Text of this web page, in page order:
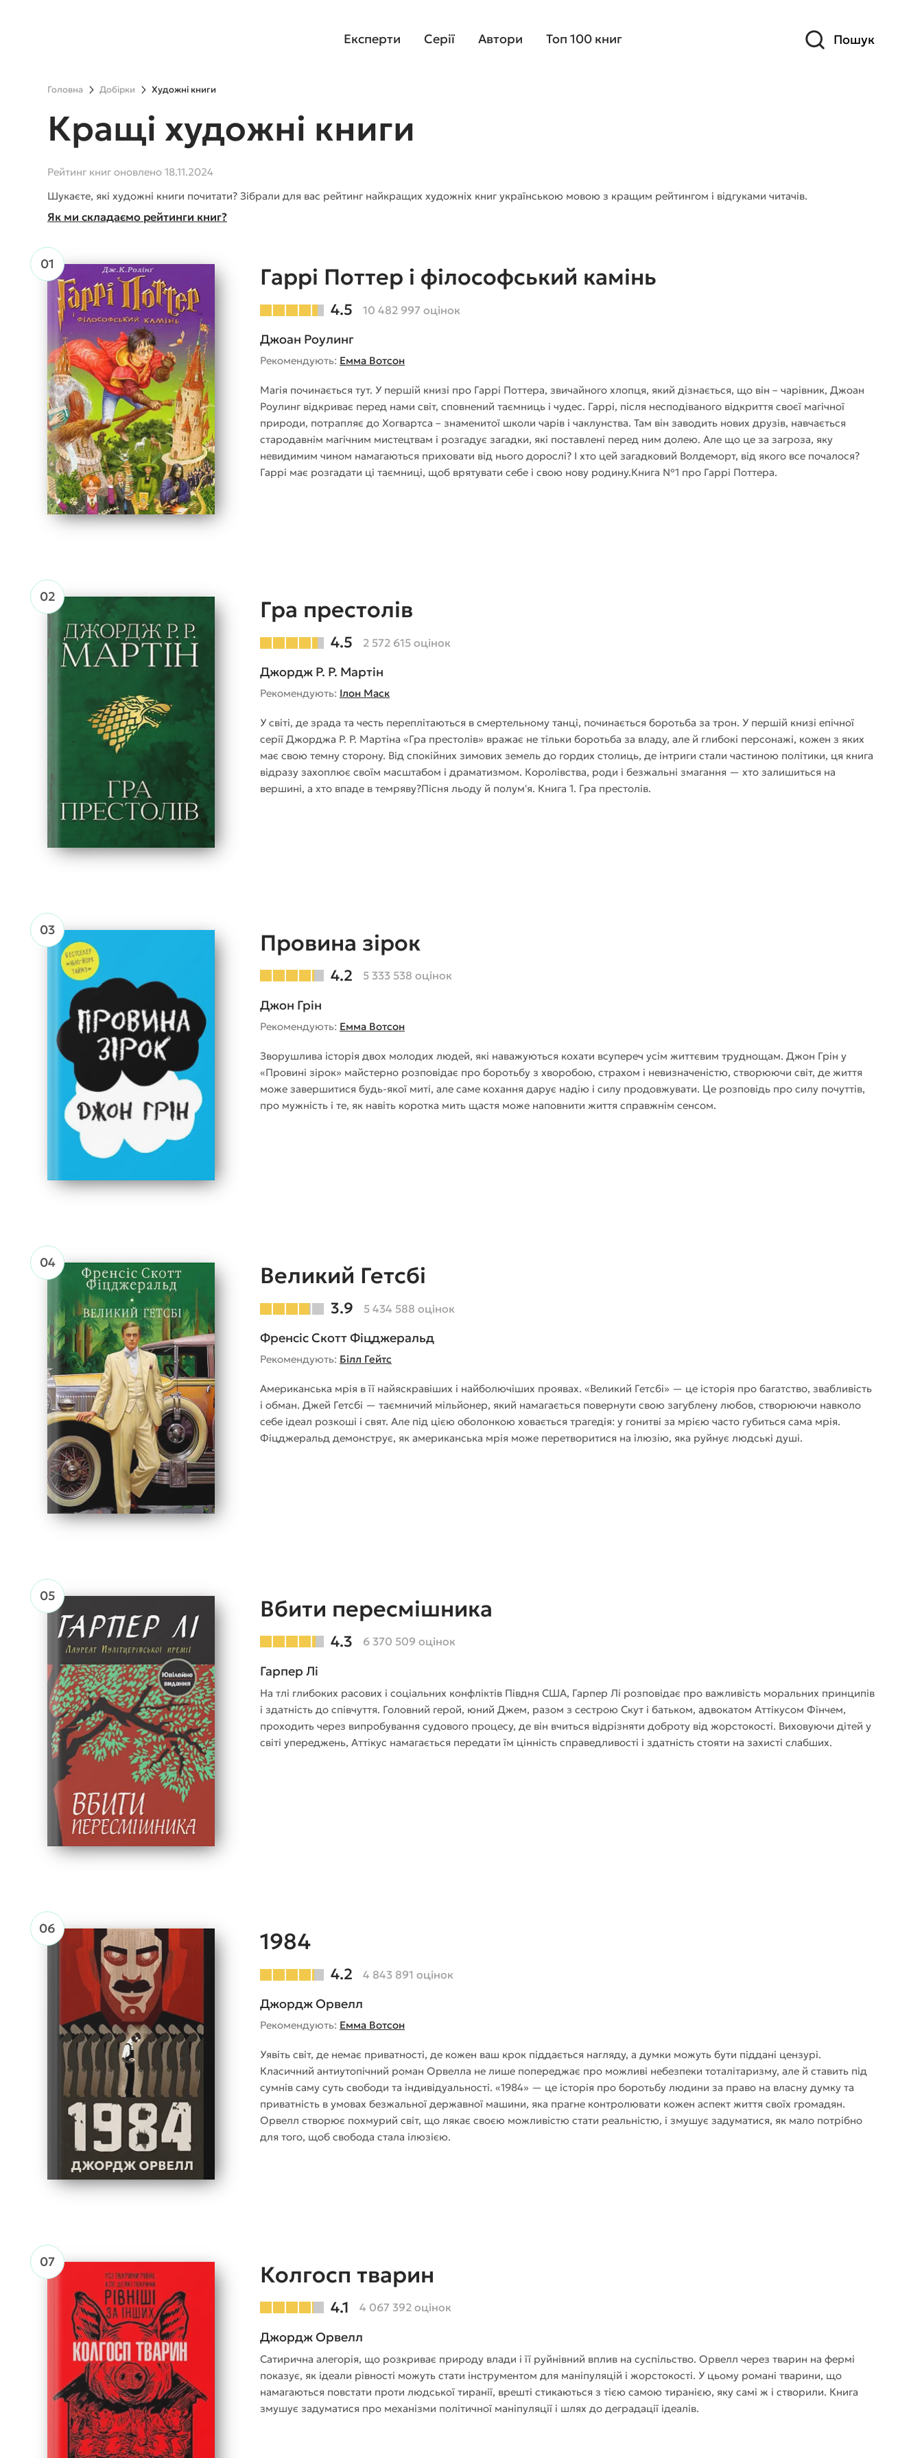
Експерти Серії Автори Топ 100 книг Пошук
Головна Добірки Художні книги
Кращі художні книги
Рейтинг книг оновлено 18.11.2024
Шукаєте, які художні книги почитати? Зібрали для вас рейтинг найкращих художніх книг українською мовою з кращим рейтингом і відгуками читачів.
Як ми складаємо рейтинги книг?
Гаррі Поттер і філософський камінь
4.5 10 482 997 оцінок
Джоан Роулинг
Рекомендують: Емма Вотсон
Магія починається тут. У першій книзі про Гаррі Поттера, звичайного хлопця, який дізнається, що він – чарівник, Джоан
Роулинг відкриває перед нами світ, сповнений таємниць і чудес. Гаррі, після несподіваного відкриття своєї магічної
природи, потрапляє до Хогвартса – знаменитої школи чарів і чаклунства. Там він заводить нових друзів, навчається
стародавнім магічним мистецтвам і розгадує загадки, які поставлені перед ним долею. Але що це за загроза, яку
невидимим чином намагаються приховати від нього дорослі? І хто цей загадковий Волдеморт, від якого все почалося?
Гаррі має розгадати ці таємниці, щоб врятувати себе і свою нову родину.Книга №1 про Гаррі Поттера.
Гра престолів
4.5 2 572 615 оцінок
Джордж Р. Р. Мартін
Рекомендують: Ілон Маск
У світі, де зрада та честь переплітаються в смертельному танці, починається боротьба за трон. У першій книзі епічної
серії Джорджа Р. Р. Мартіна «Гра престолів» вражає не тільки боротьба за владу, але й глибокі персонажі, кожен з яких
має свою темну сторону. Від спокійних зимових земель до гордих столиць, де інтриги стали частиною політики, ця книга
відразу захоплює своїм масштабом і драматизмом. Королівства, роди і безжальні змагання — хто залишиться на
вершині, а хто впаде в темряву?Пісня льоду й полум'я. Книга 1. Гра престолів.
Провина зірок
4.2 5 333 538 оцінок
Джон Грін
Рекомендують: Емма Вотсон
Зворушлива історія двох молодих людей, які наважуються кохати всупереч усім життєвим труднощам. Джон Грін у
«Провині зірок» майстерно розповідає про боротьбу з хворобою, страхом і невизначеністю, створюючи світ, де життя
може завершитися будь-якої миті, але саме кохання дарує надію і силу продовжувати. Це розповідь про силу почуттів,
про мужність і те, як навіть коротка мить щастя може наповнити життя справжнім сенсом.
Великий Гетсбі
3.9 5 434 588 оцінок
Френсіс Скотт Фіцджеральд
Рекомендують: Білл Гейтс
Американська мрія в її найяскравіших і найболючіших проявах. «Великий Гетсбі» — це історія про багатство, звабливість
і обман. Джей Гетсбі — таємничий мільйонер, який намагається повернути свою загублену любов, створюючи навколо
себе ідеал розкоші і свят. Але під цією оболонкою ховається трагедія: у гонитві за мрією часто губиться сама мрія.
Фіцджеральд демонструє, як американська мрія може перетворитися на ілюзію, яка руйнує людські душі.
Вбити пересмішника
4.3 6 370 509 оцінок
Гарпер Лі
На тлі глибоких расових і соціальних конфліктів Півдня США, Гарпер Лі розповідає про важливість моральних принципів
і здатність до співчуття. Головний герой, юний Джем, разом з сестрою Скут і батьком, адвокатом Аттікусом Фінчем,
проходить через випробування судового процесу, де він вчиться відрізняти доброту від жорстокості. Виховуючи дітей у
світі упереджень, Аттікус намагається передати їм цінність справедливості і здатність стояти на захисті слабших.
1984
4.2 4 843 891 оцінок
Джордж Орвелл
Рекомендують: Емма Вотсон
Уявіть світ, де немає приватності, де кожен ваш крок піддається нагляду, а думки можуть бути піддані цензурі.
Класичний антиутопічний роман Орвелла не лише попереджає про можливі небезпеки тоталітаризму, але й ставить під
сумнів саму суть свободи та індивідуальності. «1984» — це історія про боротьбу людини за право на власну думку та
приватність в умовах безжальної державної машини, яка прагне контролювати кожен аспект життя своїх громадян.
Орвелл створює похмурий світ, що лякає своєю можливістю стати реальністю, і змушує задуматися, як мало потрібно
для того, щоб свобода стала ілюзією.
Колгосп тварин
4.1 4 067 392 оцінок
Джордж Орвелл
Сатирична алегорія, що розкриває природу влади і її руйнівний вплив на суспільство. Орвелл через тварин на фермі
показує, як ідеали рівності можуть стати інструментом для маніпуляцій і жорстокості. У цьому романі тварини, що
намагаються повстати проти людської тиранії, врешті стикаються з тією самою тиранією, яку самі ж і створили. Книга
змушує задуматися про механізми політичної маніпуляції і шлях до деградації ідеалів.